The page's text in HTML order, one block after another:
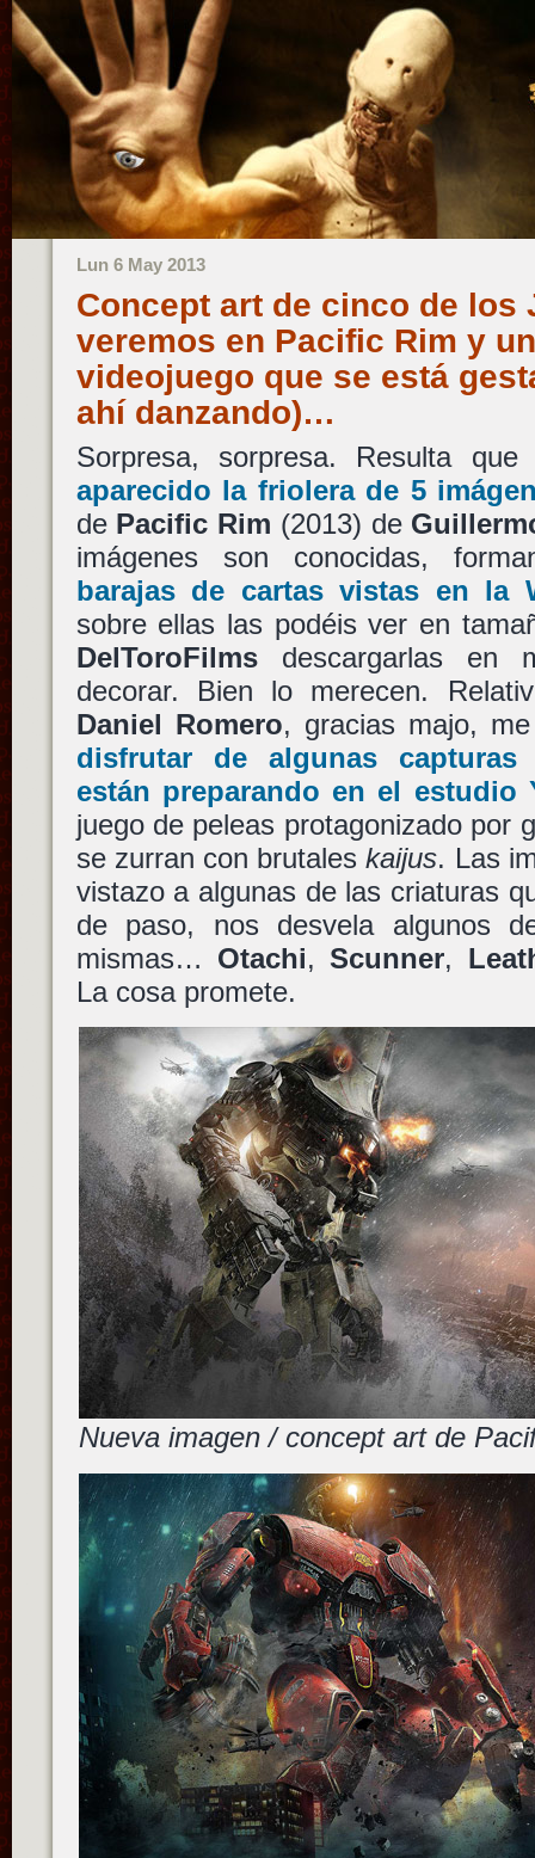
Lun 6 May 2013
Concept art de cinco de los
veremos en Pacific Rim y
videojuego que se está
ahí danzando)…
Sorpresa, sorpresa. Resulta
aparecido la friolera de 5
de Pacific Rim (2013) de
imágenes son conocidas,
barajas de cartas vistas en la
sobre ellas las podéis ver en
DelToroFilmsdescargarlas en
decorar. Bien lo merecen.
Daniel Romero, gracias majo,
disfrutar de algunas
están preparando en el estudio
juego de peleas protagonizado por
se zurran con brutaleskaijus. Las
vistazo a algunas de las criaturas
de paso, nos desvela algunos
mismas… Otachi,Scunner,
La cosa promete.
Nueva imagen / concept art de